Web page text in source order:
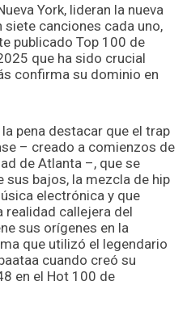
York, lideran la nueva
canciones cada uno,
publicado Top 100 de
que ha sido crucial
confirma su dominio en
pena destacar que el trap
– creado a comienzos de
de Atlanta –, que se
bajos, la mezcla de hip
electrónica y que
realidad callejera del
sus orígenes en la
que utilizó el legendario
cuando creó su
en el Hot 100 de